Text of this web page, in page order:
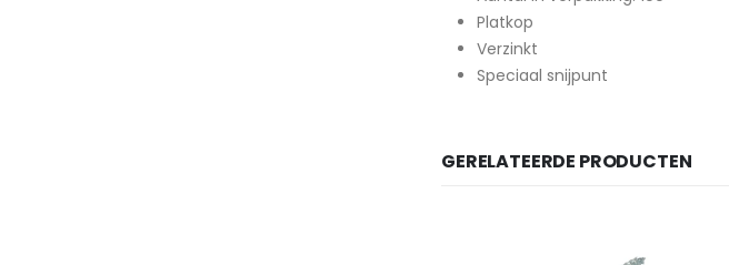
Platkop
Verzinkt
Speciaal snijpunt
GERELATEERDE PRODUCTEN